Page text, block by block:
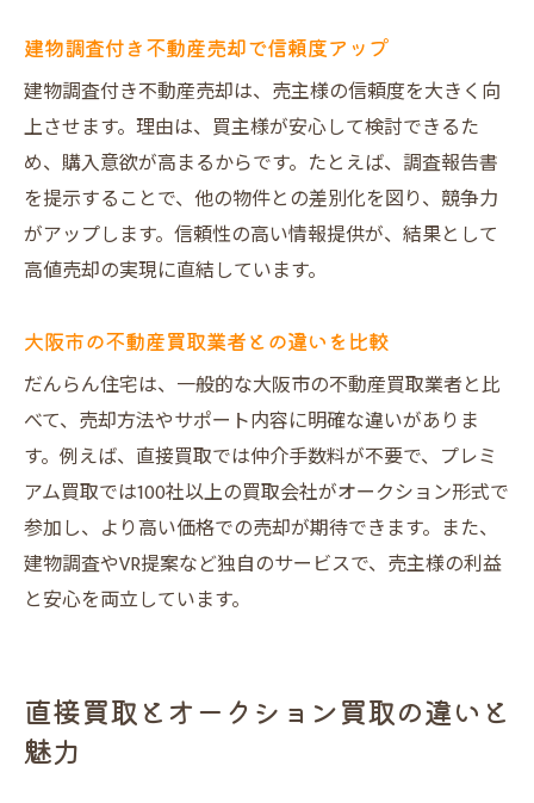
建物調査付き不動産売却で信頼度アップ
建物調査付き不動産売却は、売主様の信頼度を大きく向
上させます。理由は、買主様が安心して検討できるた
め、購入意欲が高まるからです。たとえば、調査報告書
を提示することで、他の物件との差別化を図り、競争力
がアップします。信頼性の高い情報提供が、結果として
高値売却の実現に直結しています。
大阪市の不動産買取業者との違いを比較
だんらん住宅は、一般的な大阪市の不動産買取業者と比
べて、売却方法やサポート内容に明確な違いがありま
す。例えば、直接買取では仲介手数料が不要で、プレミ
アム買取では100社以上の買取会社がオークション形式で
参加し、より高い価格での売却が期待できます。また、
建物調査やVR提案など独自のサービスで、売主様の利益
と安心を両立しています。
直接買取とオークション買取の違いと
魅力